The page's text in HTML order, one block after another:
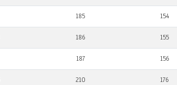
185 154
186 155
187 156
210 176